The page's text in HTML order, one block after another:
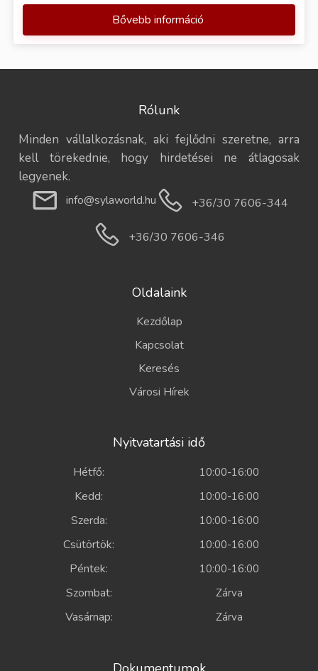
Bővebb információ
Rólunk
Minden vállalkozásnak, aki fejlődni szeretne, arra
kell törekednie, hogy hirdetései ne átlagosak
legyenek.
info@sylaworld.hu +36/30 7606-344
+36/30 7606-346
Oldalaink
Kezdőlap
Kapcsolat
Keresés
Városi Hírek
Nyitvatartási idő
Hétfő: 10:00-16:00
Kedd: 10:00-16:00
Szerda: 10:00-16:00
Csütörtök: 10:00-16:00
Péntek: 10:00-16:00
Szombat: Zárva
Vasárnap: Zárva